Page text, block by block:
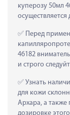
куперозу 50мл
Перед
46182
и строго
Узнать
для кожи
Архара, а
дозировке